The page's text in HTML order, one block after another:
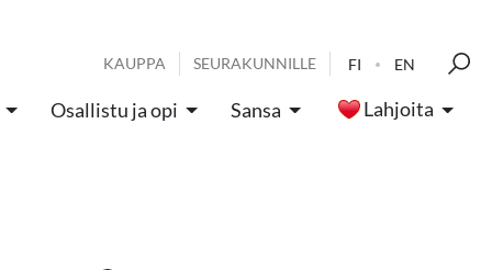
KAUPPA SEURAKUNNILLE FI EN
Osallistu ja opi Sansa Lahjoita